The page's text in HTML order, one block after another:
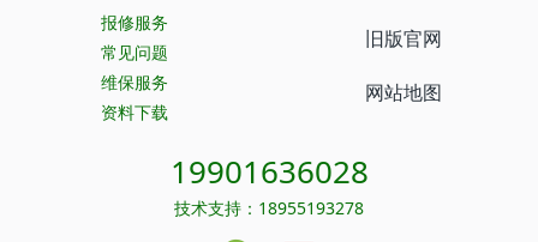
报修服务
常见问题
维保服务
资料下载
旧版官网
网站地图
19901636028
技术支持：18955193278